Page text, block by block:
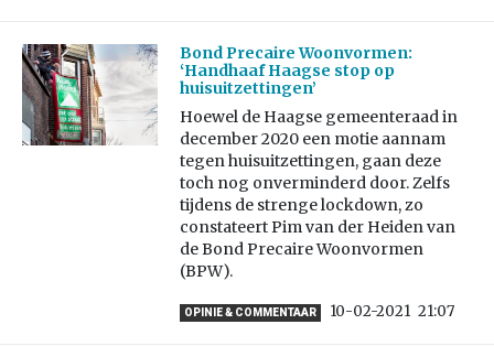
Bond Precaire Woonvormen:
‘Handhaaf Haagse stop op
huisuitzettingen’
Hoewel de Haagse gemeenteraad in
december 2020 een motie aannam
tegen huisuitzettingen, gaan deze
toch nog onverminderd door. Zelfs
tijdens de strenge lockdown, zo
constateert Pim van der Heiden van
de Bond Precaire Woonvormen
(BPW).
OPINIE & COMMENTAAR 10-02-2021 21:07